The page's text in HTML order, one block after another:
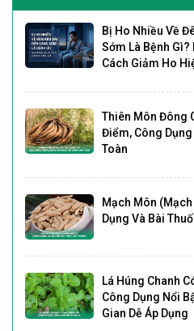
Bị Ho Nhiều Về
Sớm Là Bệnh Gì?
Cách Giảm Ho
Thiên Môn Đông
Điểm, Công Dụng
Toàn
Mạch Môn
Dụng Và Bài
Lá Húng Chanh
Công Dụng Nổi
Gian Dễ Áp Dụng